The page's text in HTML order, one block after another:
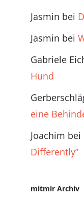
Jasmin bei
Jasmin bei
Gabriele
Hund
eine
Joachim bei
Differently”
mitmir Archiv